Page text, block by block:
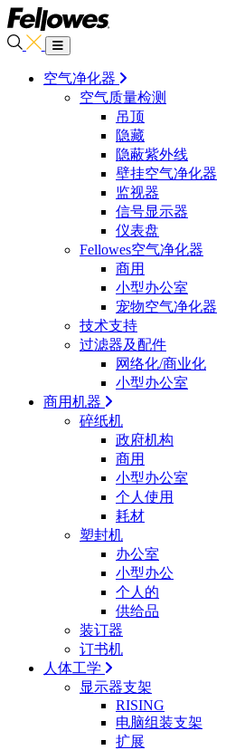
空气净化器
空气质量检测
吊顶
隐藏
隐蔽紫外线
壁挂空气净化器
监视器
信号显示器
仪表盘
Fellowes空气净化器
商用
小型办公室
宠物空气净化器
技术支持
过滤器及配件
网络化/商业化
小型办公室
商用机器
碎纸机
政府机构
商用
小型办公室
个人使用
耗材
塑封机
办公室
小型办公
个人的
供给品
装订器
订书机
人体工学
显示器支架
RISING
电脑组装支架
扩展